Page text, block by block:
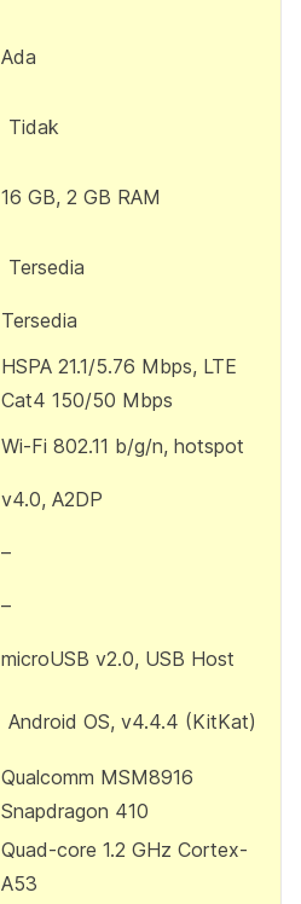
Ada
Tidak
16 GB, 2 GB RAM
Tersedia
Tersedia
HSPA 21.1/5.76 Mbps, LTE
Cat4 150/50 Mbps
Wi-Fi 802.11 b/g/n, hotspot
v4.0, A2DP
–
–
microUSB v2.0, USB Host
Android OS, v4.4.4 (KitKat)
Qualcomm MSM8916
Snapdragon 410
Quad-core 1.2 GHz Cortex-
A53